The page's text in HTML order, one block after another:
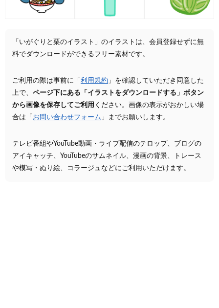
「いがぐりと栗のイラスト」のイラストは、会員登録せずに無
料でダウンロードができるフリー素材です。
ご利用の際は事前に「 利用規約 」を確認していただき同意した
上で、 ページ下にある「イラストをダウンロードする」ボタン
から画像を保存してご利用 ください。画像の表示がおかしい場
合は「 お問い合わせフォーム 」までお願いします。
テレビ番組やYouTube動画・ライブ配信のテロップ、ブログの
アイキャッチ、YouTubeのサムネイル、漫画の背景、トレース
や模写・ぬり絵、コラージュなどにご利用いただけます。